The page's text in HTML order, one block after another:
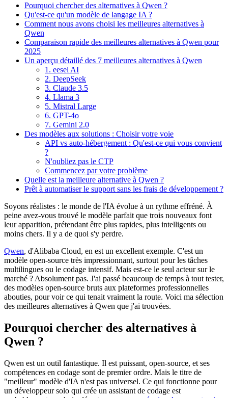
Pourquoi chercher des alternatives à Qwen ?
Qu'est-ce qu'un modèle de langage IA ?
Comment nous avons choisi les meilleures alternatives à
Qwen
Comparaison rapide des meilleures alternatives à Qwen pour
2025
Un aperçu détaillé des 7 meilleures alternatives à Qwen
1. eesel AI
2. DeepSeek
3. Claude 3.5
4. Llama 3
5. Mistral Large
6. GPT-4o
7. Gemini 2.0
Des modèles aux solutions : Choisir votre voie
API vs auto-hébergement : Qu'est-ce qui vous convient
?
N'oubliez pas le CTP
Commencez par votre problème
Quelle est la meilleure alternative à Qwen ?
Prêt à automatiser le support sans les frais de développement ?
Soyons réalistes : le monde de l'IA évolue à un rythme effréné. À
peine avez-vous trouvé le modèle parfait que trois nouveaux font
leur apparition, prétendant être plus rapides, plus intelligents ou
moins chers. Il y a de quoi s'y perdre.
Qwen, d'Alibaba Cloud, en est un excellent exemple. C'est un
modèle open-source très impressionnant, surtout pour les tâches
multilingues ou le codage intensif. Mais est-ce le seul acteur sur le
marché ? Absolument pas. J'ai passé beaucoup de temps à tout tester,
des modèles open-source bruts aux plateformes professionnelles
abouties, pour voir ce qui tenait vraiment la route. Voici ma sélection
des meilleures alternatives à Qwen que j'ai trouvées.
Pourquoi chercher des alternatives à
Qwen ?
Qwen est un outil fantastique. Il est puissant, open-source, et ses
compétences en codage sont de premier ordre. Mais le titre de
"meilleur" modèle d'IA n'est pas universel. Ce qui fonctionne pour
un développeur solo qui crée un assistant de codage est